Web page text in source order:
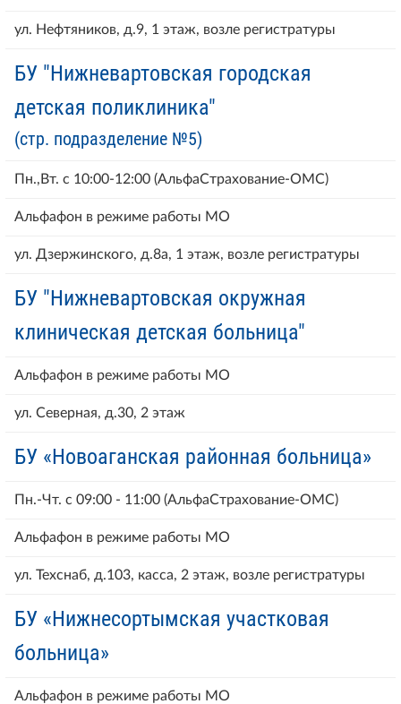
ул. Нефтяников, д.9, 1 этаж, возле регистратуры
БУ "Нижневартовская городская
детская поликлиника"
(стр. подразделение №5)
Пн.,Вт. с 10:00-12:00 (АльфаСтрахование-ОМС)
Альфафон в режиме работы МО
ул. Дзержинского, д.8а, 1 этаж, возле регистратуры
БУ "Нижневартовская окружная
клиническая детская больница"
Альфафон в режиме работы МО
ул. Северная, д.30, 2 этаж
БУ «Новоаганская районная больница»
Пн.-Чт. с 09:00 - 11:00 (АльфаСтрахование-ОМС)
Альфафон в режиме работы МО
ул. Техснаб, д.103, касса, 2 этаж, возле регистратуры
БУ «Нижнесортымская участковая
больница»
Альфафон в режиме работы МО